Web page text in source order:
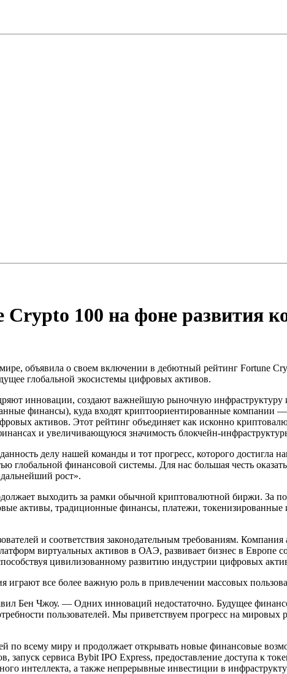
100 на фоне развития
объявила о своем включении в дебютный рейтинг Fortune
глобальной экосистемы цифровых активов.
инновации, создают важнейшую рыночную
финансы), куда входят криптоориентированные
активов. Этот рейтинг объединяет как исконно
и увеличивающуюся значимость блокчейн-
делу нашей команды и тот прогресс, которого достигла
глобальной финансовой системы. Для нас большая честь
рост».
выходить за рамки обычной криптовалютной биржи. За
активы, традиционные финансы, платежи, токенизированные
и соответствия законодательным требованиям.
виртуальных активов в ОАЭ, развивает бизнес в Европе
цивилизованному развитию индустрии цифровых
играют все более важную роль в привлечении массовых
Бен Чжоу. — Одних инноваций недостаточно. Будущее
пользователей. Мы приветствуем прогресс на
по всему миру и продолжает открывать новые финансовые
сервиса Bybit IPO Express, предоставление доступа к
интеллекта, а также непрерывные инвестиции в